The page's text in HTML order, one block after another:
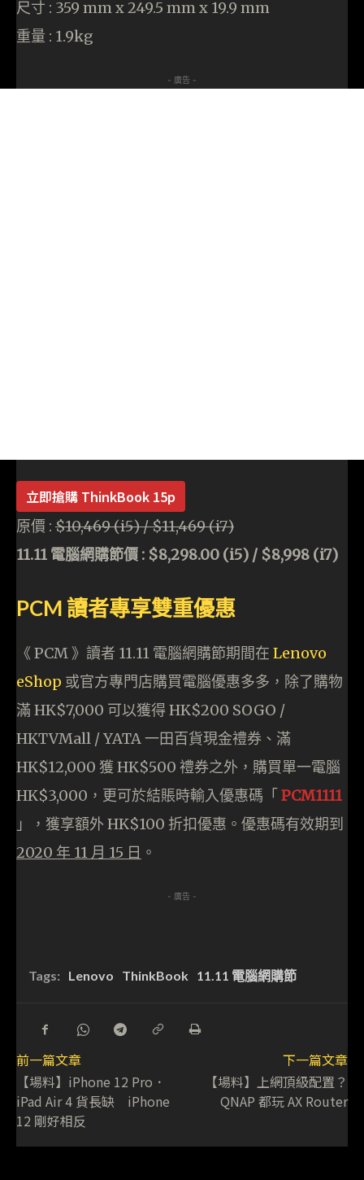
尺寸 : 359 mm x 249.5 mm x 19.9 mm
重量 : 1.9kg
- 廣告 -
立即搶購 ThinkBook 15p
原價 : $10,469 (i5) / $11,469 (i7)
11.11 電腦網購節價 : $8,298.00 (i5) / $8,998 (i7)
PCM 讀者專享雙重優惠
《 PCM 》讀者 11.11 電腦網購節期間在 Lenovo
eShop 或官方專門店購買電腦優惠多多，除了購物
滿 HK$7,000 可以獲得 HK$200 SOGO /
HKTVMall / YATA 一田百貨現金禮券、滿
HK$12,000 獲 HK$500 禮券之外，購買單一電腦
HK$3,000，更可於結賬時輸入優惠碼「 PCM1111
」，獲享額外 HK$100 折扣優惠。優惠碼有效期到
2020 年 11 月 15 日 。
- 廣告 -
Tags: Lenovo ThinkBook 11.11 電腦網購節
前一篇文章
【場料】iPhone 12 Pro．
iPad Air 4 貨長缺 iPhone
12 剛好相反
下一篇文章
【場料】上網頂級配置？
QNAP 都玩 AX Router